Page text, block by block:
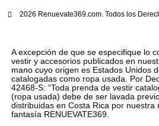
2026 Renuevate369.com. Todos los
A excepción de que se especifique lo
vestir y accesorios publicados en
mano cuyo origen es Estados Unidos
catalogadas como ropa usada. Por
42468-S: “Toda prenda de vestir
(ropa usada) debe de ser lavada
distribuidas en Costa Rica por nuestra
fantasía RENUEVATE369.